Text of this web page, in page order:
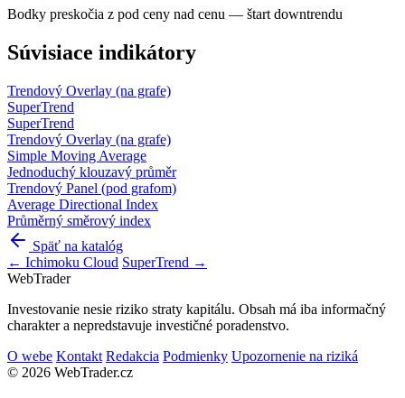
Bodky preskočia z pod ceny nad cenu — štart downtrendu
Súvisiace indikátory
Trendový Overlay (na grafe)
SuperTrend
SuperTrend
Trendový Overlay (na grafe)
Simple Moving Average
Jednoduchý klouzavý průměr
Trendový Panel (pod grafom)
Average Directional Index
Průměrný směrový index
Späť na katalóg
← Ichimoku Cloud SuperTrend →
WebTrader
Investovanie nesie riziko straty kapitálu. Obsah má iba informačný
charakter a nepredstavuje investičné poradenstvo.
O webe Kontakt Redakcia Podmienky Upozornenie na riziká
© 2026 WebTrader.cz